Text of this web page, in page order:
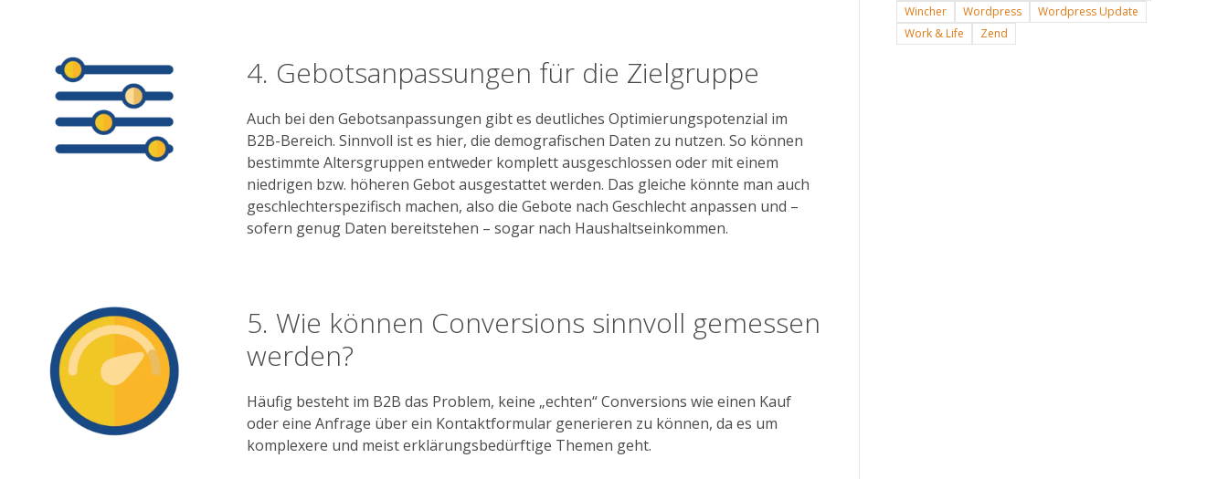
4. Gebotsanpassungen für die Zielgruppe
Auch bei den Gebotsanpassungen gibt es deutliches Optimierungspotenzial im
B2B-Bereich. Sinnvoll ist es hier, die demografischen Daten zu nutzen. So können
bestimmte Altersgruppen entweder komplett ausgeschlossen oder mit einem
niedrigen bzw. höheren Gebot ausgestattet werden. Das gleiche könnte man auch
geschlechterspezifisch machen, also die Gebote nach Geschlecht anpassen und –
sofern genug Daten bereitstehen – sogar nach Haushaltseinkommen.
5. Wie können Conversions sinnvoll gemessen
werden?
Häufig besteht im B2B das Problem, keine „echten“ Conversions wie einen Kauf
oder eine Anfrage über ein Kontaktformular generieren zu können, da es um
komplexere und meist erklärungsbedürftige Themen geht.
Wincher
Wordpress
Wordpress Update
Work & Life
Zend